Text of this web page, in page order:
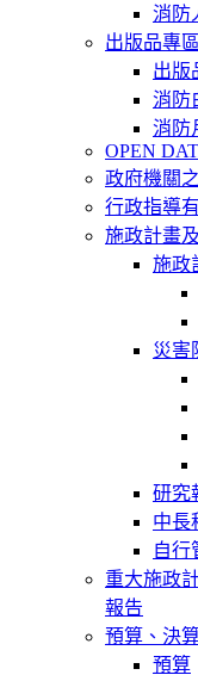
消防
出版品專區
出版
消防
消防
OPEN
政府機關
行政指導
施政計畫
施政
災害
研究
中長
自行
重大施政
報告
預算、決
預算